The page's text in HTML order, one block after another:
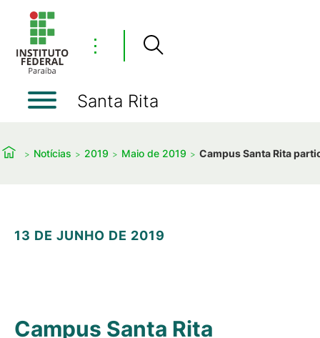
⋮
Santa Rita
Notícias 2019 Maio de 2019 Campus Santa Rita
13 DE JUNHO DE 2019
Campus Santa Rita